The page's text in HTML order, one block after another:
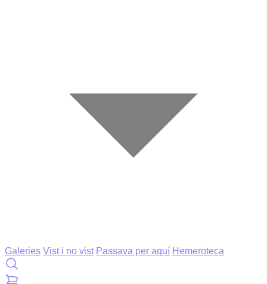
Galeries Vist i no vist Passava per aquí Hemeroteca